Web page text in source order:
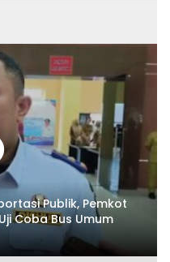
Publik, Pemkot
Coba Bus Umum